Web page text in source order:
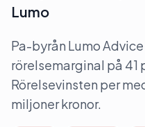
Lumo
Pa-byrån Lumo
rörelsemarginal på 41
Rörelsevinsten per
miljoner kronor.